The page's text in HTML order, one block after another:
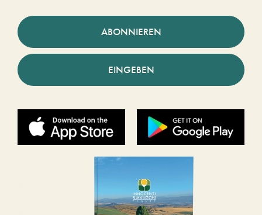
ABONNIEREN
EINGEBEN